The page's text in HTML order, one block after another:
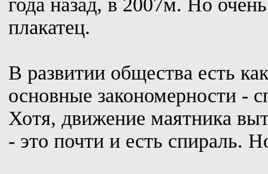
года назад, в 2007м. Но
плакатец.
В развитии общества есть
основные закономерности -
Хотя, движение маятника
- это почти и есть спираль.